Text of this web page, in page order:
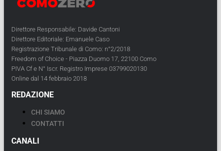
Direttore Responsabile: Davide Cantoni
Direttore Editoriale: Emanuele Caso
Registrazione Tribunale di Como: n°2/2018
Freedom of Choice - Piazza Duomo 17, 22100 Como
PIVA Cf e N° Iscr. Registro Imprese 03799020130
Online dal 14 febbraio 2018
REDAZIONE
CHI SIAMO
CONTATTI
CANALI